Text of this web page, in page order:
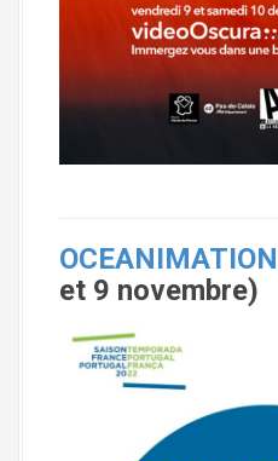
et 9 novembre)